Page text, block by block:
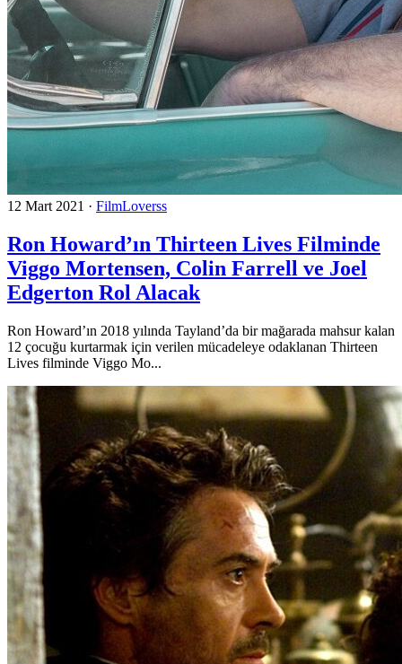
12 Mart 2021 · FilmLoverss
Ron Howard’ın Thirteen Lives Filminde
Viggo Mortensen, Colin Farrell ve Joel
Edgerton Rol Alacak
Ron Howard’ın 2018 yılında Tayland’da bir mağarada mahsur kalan
12 çocuğu kurtarmak için verilen mücadeleye odaklanan Thirteen
Lives filminde Viggo Mo...